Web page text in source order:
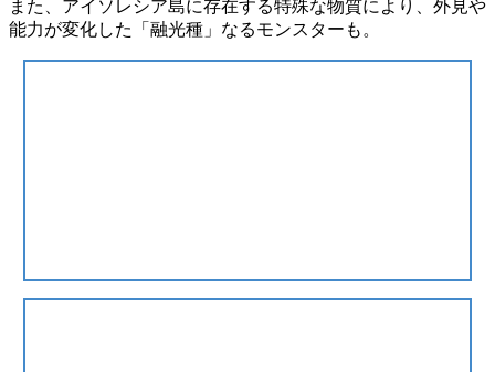
また、アイソレシア島に存在する特殊な物質により、外見や
能力が変化した
「融光種」 なるモンスターも。